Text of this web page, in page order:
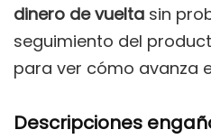
dinero de vuelta sin
seguimiento del
para ver cómo avanza
Descripciones